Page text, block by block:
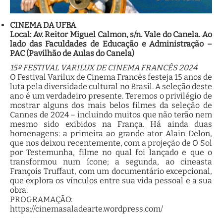
CINEMA DA UFBA
Local: Av. Reitor Miguel Calmon, s/n. Vale do Canela. Ao
lado das Faculdades de Educação e Administração –
PAC (Pavilhão de Aulas do Canela)
15º FESTIVAL VARILUX DE CINEMA FRANCÊS 2024
O Festival Varilux de Cinema Francês festeja 15 anos de
luta pela diversidade cultural no Brasil. A seleção deste
ano é um verdadeiro presente. Teremos o privilégio de
mostrar alguns dos mais belos filmes da seleção de
Cannes de 2024 – incluindo muitos que não terão nem
mesmo sido exibidos na França. Há ainda duas
homenagens: a primeira ao grande ator Alain Delon,
que nos deixou recentemente, com a projeção de O Sol
por Testemunha, filme no qual foi lançado e que o
transformou num ícone; a segunda, ao cineasta
François Truffaut, com um documentário excepcional,
que explora os vínculos entre sua vida pessoal e a sua
obra.
PROGRAMAÇÃO:
https://cinemasaladearte.wordpress.com/